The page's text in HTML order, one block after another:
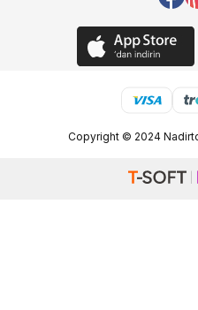
Copyright © 2024